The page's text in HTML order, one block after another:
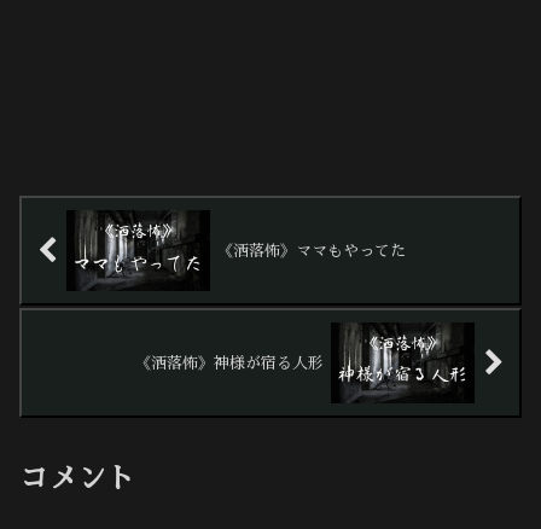
《洒落怖》ママもやってた
《洒落怖》神様が宿る人形
コメント